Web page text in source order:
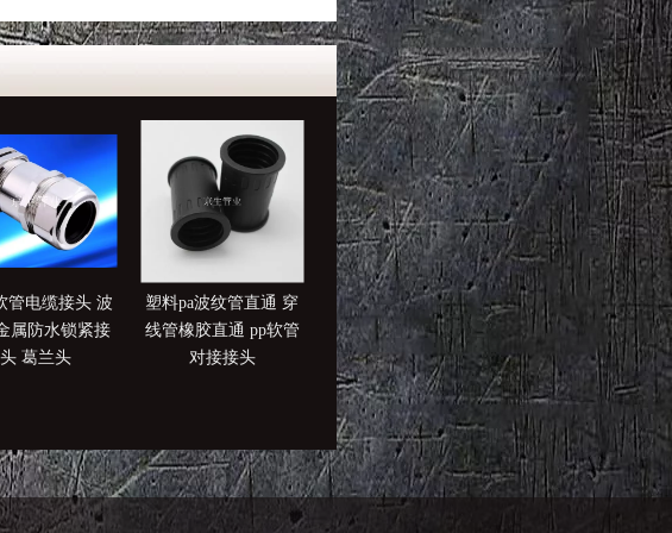
管电缆接头 波
属防水锁紧接
头 葛兰头
塑料pa波纹管直通 穿
线管橡胶直通 pp软管
对接接头
黄色塑料波纹管 橙色
波纹管 白色PP波纹管
KFW法兰盘式塑料波
纹管接头 塑料波纹管
可打开式法兰式固定
座 90度法兰盘式底座